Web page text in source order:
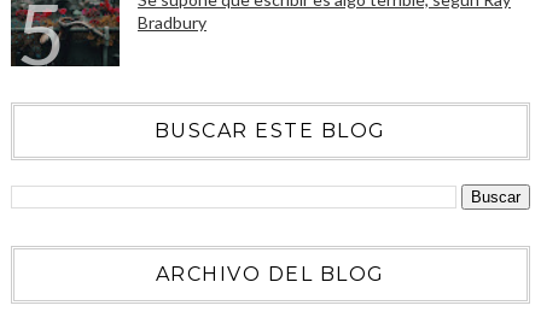
Bradbury
BUSCAR ESTE BLOG
ARCHIVO DEL BLOG